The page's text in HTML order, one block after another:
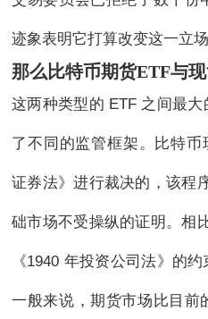
迹象表明它打算改变这一立场
那么比特币期货ETF与
这两种类型的 ETF 之间最
了不同的监管框架。比特币
证券法》进行裁决的，该程
础市场不受操纵的证明。相
《1940 年投资公司法》的
一般来说，期货市场比目前